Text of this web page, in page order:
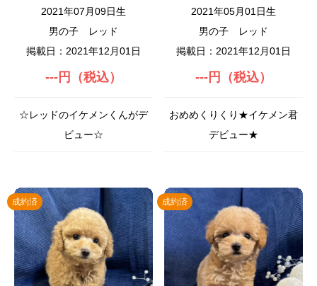
2021年07月09日生
男の子
レッド
掲載日：2021年12月01日
---円（税込）
☆レッドのイケメンくんがデ
ビュー☆
2021年05月01日生
男の子
レッド
掲載日：2021年12月01日
---円（税込）
おめめくりくり★イケメン君
デビュー★
成約済 成約済